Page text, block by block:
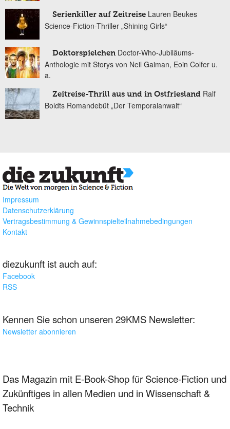
Serienkiller auf Zeitreise Lauren Beukes
Science-Fiction-Thriller „Shining Girls“
Doktorspielchen Doctor-Who-Jubiläums-
Anthologie mit Storys von Neil Gaiman, Eoin Colfer u.
a.
Zeitreise-Thrill aus und in Ostfriesland Ralf
Boldts Romandebüt „Der Temporalanwalt“
Impressum
Datenschutzerklärung
Vertragsbestimmung & Gewinnspielteilnahmebedingungen
Kontakt
diezukunft ist auch auf:
Facebook
RSS
Kennen Sie schon unseren 29KMS Newsletter:
Newsletter abonnieren
Das Magazin mit E-Book-Shop für Science-Fiction und
Zukünftiges in allen Medien und in Wissenschaft &
Technik